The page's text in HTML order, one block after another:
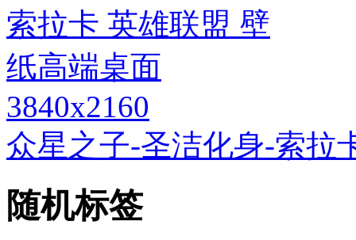
3840x2160
众星之子-圣洁化身-索拉
随机标签